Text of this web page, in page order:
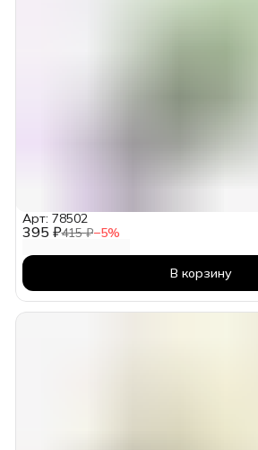
395 ₽415 ₽−5%
Арт: 78502
В корзину